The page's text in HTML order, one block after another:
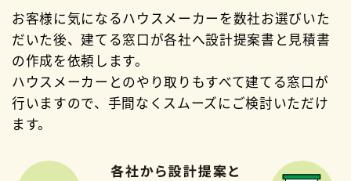
お客様に気になるハウスメーカーを数社お選びいた
だいた後、建てる窓口が各社へ設計提案書と見積書
の作成を依頼します。
ハウスメーカーとのやり取りもすべて建てる窓口が
行いますので、 手間なくスムーズにご検討いただけ
ます。